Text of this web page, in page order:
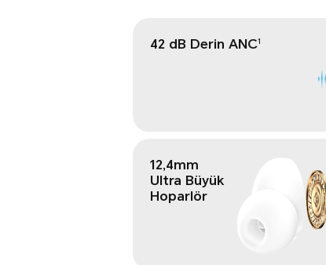
42 dB Derin ANC1
12,4mm
Ultra Büyük
Hoparlör